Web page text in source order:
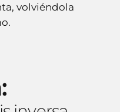
volviéndola